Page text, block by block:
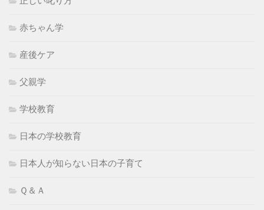
赤ちゃん学
産後ケア
父親学
学校教育
日本の学校教育
日本人が知らない日本の子育て
Ｑ＆Ａ